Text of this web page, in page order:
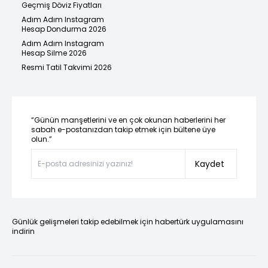
Geçmiş Döviz Fiyatları
Adım Adım Instagram
Hesap Dondurma 2026
Adım Adım Instagram
Hesap Silme 2026
Resmi Tatil Takvimi 2026
“Günün manşetlerini ve en çok okunan haberlerini her
sabah e-postanızdan takip etmek için bültene üye
olun.”
Kaydet
Günlük gelişmeleri takip edebilmek için habertürk uygulamasını
indirin